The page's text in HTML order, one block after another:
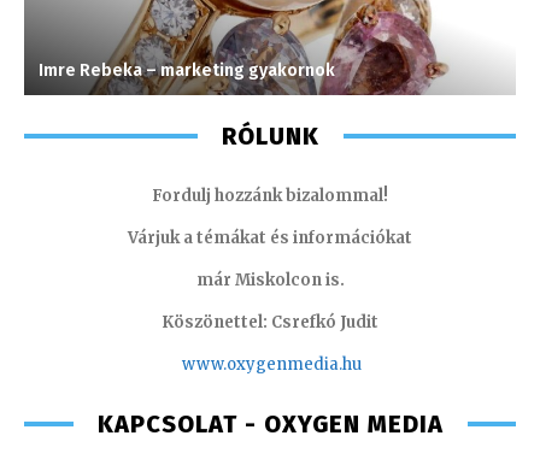
Imre Rebeka – marketing gyakornok
RÓLUNK
Fordulj hozzánk bizalommal!
Várjuk a témákat és információkat
már Miskolcon is.
Köszönettel: Csrefkó Judit
www.oxygenmedia.hu
KAPCSOLAT - OXYGEN MEDIA